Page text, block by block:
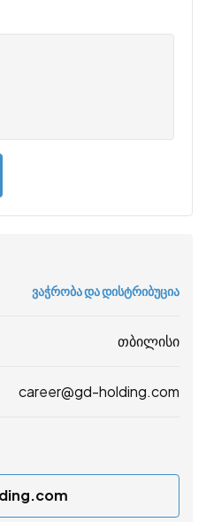
ვაჭრობა და დისტრიბუცია
თბილისი
career@gd-holding.com